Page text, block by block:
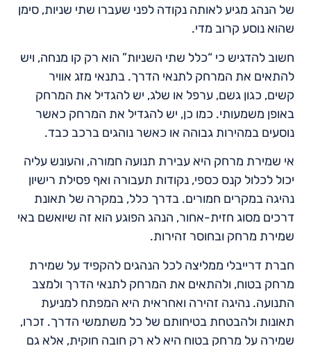
של הנהג מגיע לאותה נקודה לפני שעברו שתי שניות, סימן
שהוא נוסע קרוב מדי.
חשוב להדגיש כי “כלל שתי השניות” הוא רק קו מנחה, ויש
להתאים את המרחק לתנאי הדרך. בתנאי מזג אוויר
קשים, כגון גשם, ערפל או שלג, יש להגדיל את המרחק
באופן משמעותי. כמו כן, יש להגדיל את המרחק כאשר
נוסעים במהירות גבוהה או כאשר נוהגים ברכב כבד.
אי שמירת מרחק היא עבירת תנועה חמורה, והעונש עליה
יכול לכלול קנס כספי, נקודות תעבורה ואף פסילת רישיון
נהיגה במקרים חמורים. בדרך כלל, במקרה של תאונת
דרכים מסוג חזית-אחור, הנהג הפוגע הוא זה שיואשם באי
שמירת מרחק ובחוסר זהירות.
חברת דרייבלי ממליצה לכל הנהגים להקפיד על שמירת
מרחק בטוח, ולהתאים את המרחק לתנאי הדרך ולמצב
התנועה. נהיגה זהירה ואחראית היא המפתח למניעת
תאונות ולהבטחת בטיחותם של כל משתמשי הדרך. זכרו,
שמירה על מרחק בטוח היא לא רק חובה חוקית, אלא גם